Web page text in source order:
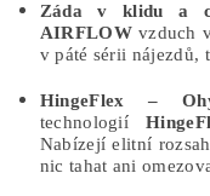
Záda v klidu a
AIRFLOWvzduch
v páté sérii nájezdů,
HingeFlex –
technologií
Nabízejí elitní
nic tahat ani